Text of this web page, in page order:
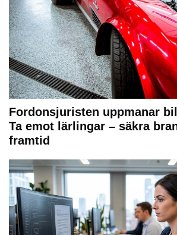
Fordonsjuristen uppmanar
Ta emot lärlingar – säkra
framtid